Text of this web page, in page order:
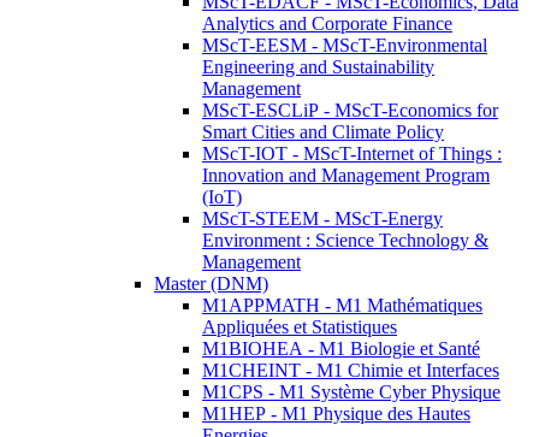
Analytics and Corporate Finance
MScT-EESM - MScT-Environmental
Engineering and Sustainability
Management
MScT-ESCLiP - MScT-Economics for
Smart Cities and Climate Policy
MScT-IOT - MScT-Internet of Things :
Innovation and Management Program
(IoT)
MScT-STEEM - MScT-Energy
Environment : Science Technology &
Management
Master (DNM)
M1APPMATH - M1 Mathématiques
Appliquées et Statistiques
M1BIOHEA - M1 Biologie et Santé
M1CHEINT - M1 Chimie et Interfaces
M1CPS - M1 Système Cyber Physique
M1HEP - M1 Physique des Hautes